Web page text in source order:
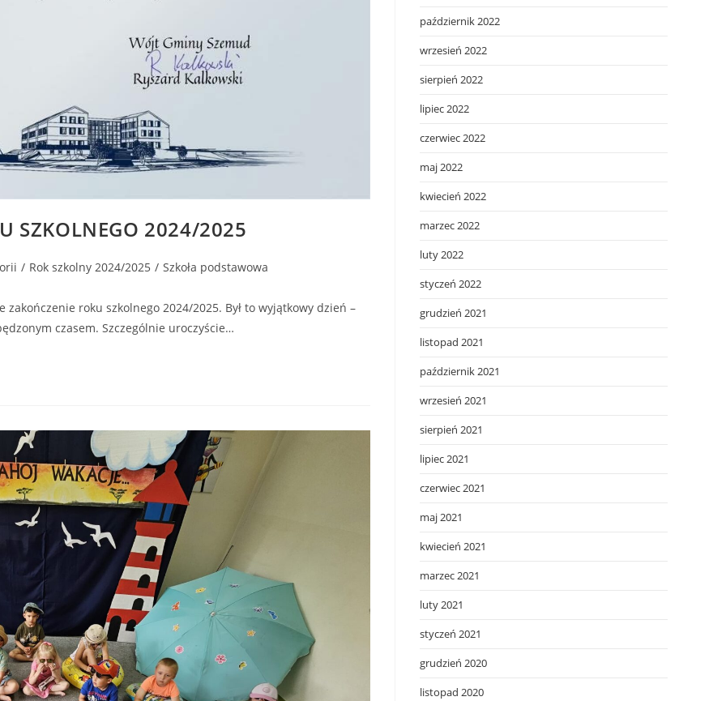
SZKOLNEGO 2024/2025
/ Rok szkolny 2024/2025 / Szkoła podstawowa
roku szkolnego 2024/2025. Był to wyjątkowy dzień –
czasem. Szczególnie uroczyście…
październik 2022
wrzesień 2022
sierpień 2022
lipiec 2022
czerwiec 2022
maj 2022
kwiecień 2022
marzec 2022
luty 2022
styczeń 2022
grudzień 2021
listopad 2021
październik 2021
wrzesień 2021
sierpień 2021
lipiec 2021
czerwiec 2021
maj 2021
kwiecień 2021
marzec 2021
luty 2021
styczeń 2021
grudzień 2020
listopad 2020